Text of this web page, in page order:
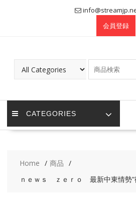
会員登録
CATEGORIES
Home
商品
ｎｅｗｓ ｚｅｒｏ 最新中東情勢“